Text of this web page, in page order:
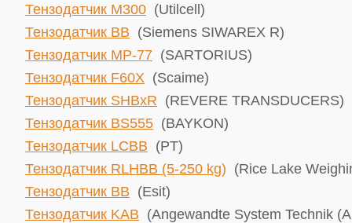
Тензодатчик M300 (Utilcell)
Тензодатчик BB (Siemens SIWAREX R)
Тензодатчик MP-77 (SARTORIUS)
Тензодатчик F60X (Scaime)
Тензодатчик SHBxR (REVERE TRANSDUCERS)
Тензодатчик BS555 (BAYKON)
Тензодатчик LCBB (PT)
Тензодатчик RLHBB (5-250 kg) (Rice Lake
Тензодатчик BB (Esit)
Тензодатчик KAB (Angewandte System Technik